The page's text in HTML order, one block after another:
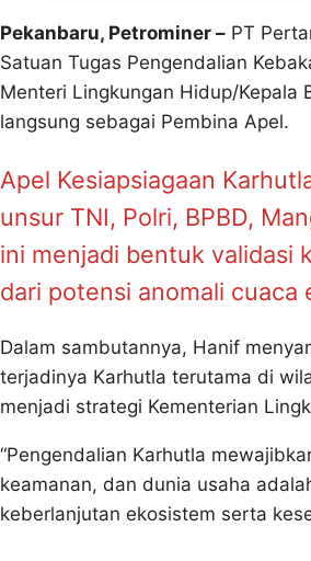
Pekanbaru, Petrominer – PT
Satuan Tugas Pengendalian
Menteri Lingkungan Hidup/Kepala
langsung sebagai Pembina Apel.
Apel Kesiapsiagaan
unsur TNI, Polri, BPBD,
ini menjadi bentuk validasi
dari potensi anomali cuaca
Dalam sambutannya, Hanif
terjadinya Karhutla terutama di
menjadi strategi Kementerian
“Pengendalian Karhutla
keamanan, dan dunia usaha
keberlanjutan ekosistem serta